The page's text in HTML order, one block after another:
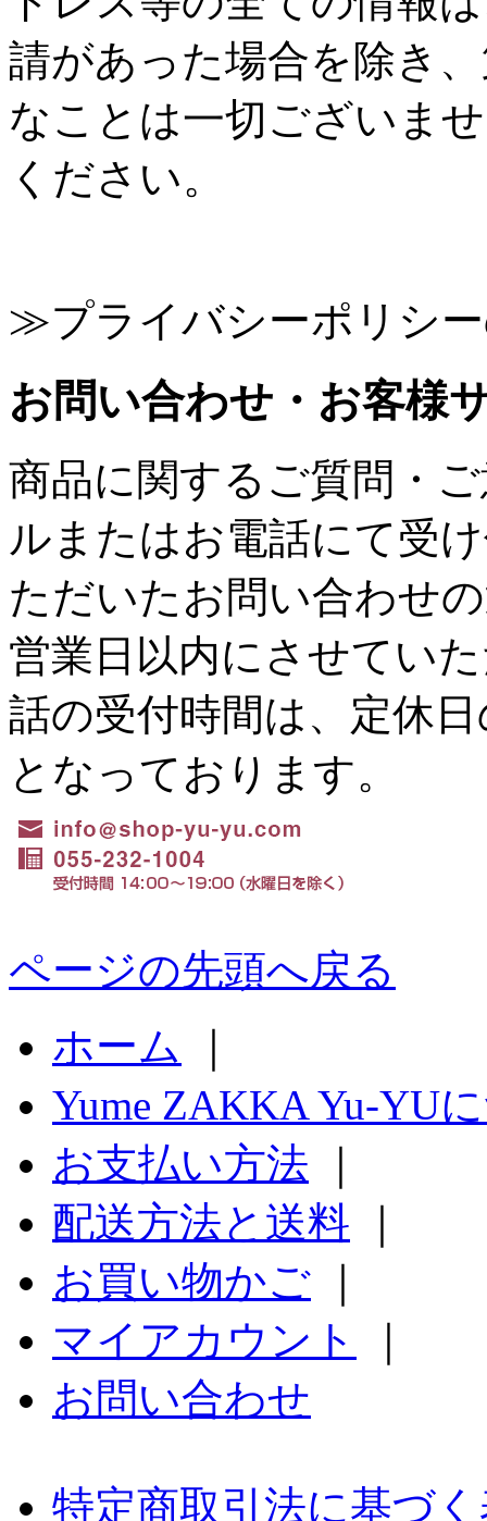
請があった場合を除き
なことは一切ございま
ください。
≫プライバシーポリシ
お問い合わせ・お客様
商品に関するご質問・
ルまたはお電話にて受
ただいたお問い合わせ
営業日以内にさせてい
話の受付時間は、定休
となっております。
ページの先頭へ戻る
ホーム
Yume ZAKKA Yu-YU
お支払い方法
配送方法と送料
お買い物かご
マイアカウント
お問い合わせ
特定商取引法に基づ